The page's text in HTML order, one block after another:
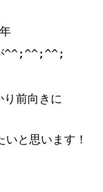
が^^;^^;^^;
り前向きに
と思います！